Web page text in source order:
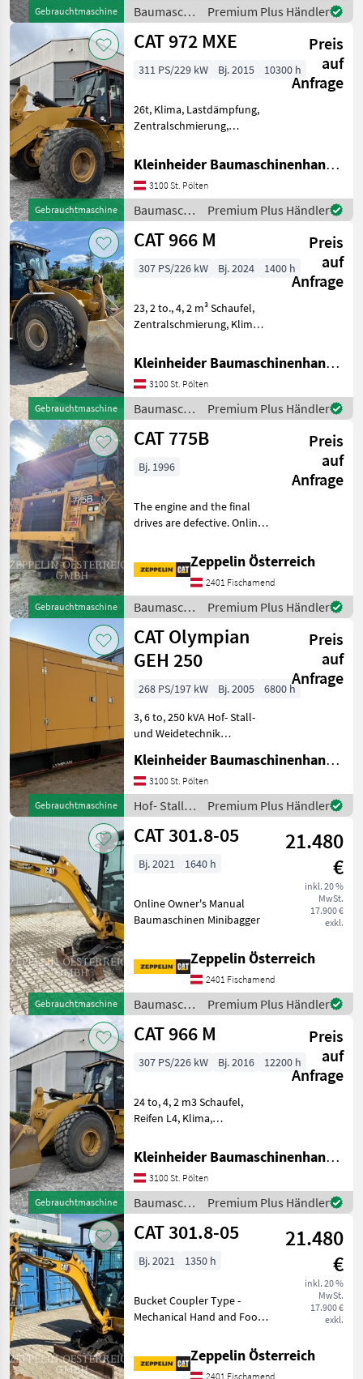
Gebrauchtmaschine
Conditio
Baumaschinen
/ CAT
Premium Plus Händler
Gebrauchtmaschine
CAT 972 MXE
Preis
auf
Anfrage
311 PS/229 kW Bj. 2015 10300 h
26t, Klima, Lastdämpfung,
Zentralschmierung,
m3 Schaufel Baumaschinen
Radlader
Kleinheider Baumaschinenhandel GmbH.
3100 St. Pölten
Baumaschinen
/ CAT
Premium Plus Händler
Gebrauchtmaschine
CAT 966 M
Preis
auf
Anfrage
307 PS/226 kW Bj. 2024 1400 h
23, 2 to., 4, 2 m³ Schaufel,
Zentralschmierung, Klima,
Schwingungsdämpfung
Baumaschinen Radlader
Kleinheider Baumaschinenhandel GmbH.
3100 St. Pölten
Baumaschinen
/ CAT
Premium Plus Händler
Gebrauchtmaschine
CAT 775B
Preis
auf
Anfrage
Bj. 1996
The engine and the final
drives are defective. Online
Baumaschinen DumperZeppelin Österreich
2401 Fischamend
Baumaschinen
/ CAT
Premium Plus Händler
Gebrauchtmaschine
CAT Olympian
GEH 250
Preis
auf
Anfrage
268 PS/197 kW Bj. 2005
6800 h
3, 6 to, 250 kVA Hof- Stall-
und Weidetechnik
Kleinheider Baumaschinenhandel GmbH.
3100 St. Pölten
Hof- Stall-
und
Weidetechnik
Premium Plus Händler
Gebrauchtmaschine
CAT 301.8-05
21.480
€
inkl. 20 %
MwSt.
17.900 €
exkl.
Bj. 2021 1640 h
Online Owner's Manual
Baumaschinen Minibagger
Zeppelin Österreich
2401 Fischamend
Baumaschinen
/ CAT
Premium Plus Händler
Gebrauchtmaschine
CAT 966 M
Preis
auf
Anfrage
307 PS/226 kW Bj. 2016 12200 h
24 to, 4, 2 m3 Schaufel,
Reifen L4, Klima,
Joysticklenkung, 12000 h
großes Service von
Zeppelin durchgeführt,
Partikelfilter neu bei 10000
h, Sitz neu b
Kleinheider Baumaschinenhandel GmbH.
3100 St. Pölten
Baumaschinen
/ CAT
Premium Plus Händler
CAT 301.8-05
21.480
€
inkl. 20 %
MwSt.
17.900 €
exkl.
Bj. 2021 1350 h
Bucket Coupler Type -
Mechanical Hand and Foot
Owner's Manual Coupler -
Quick Mirrors Combined
Zeppelin Österreich
2401 Fischamend